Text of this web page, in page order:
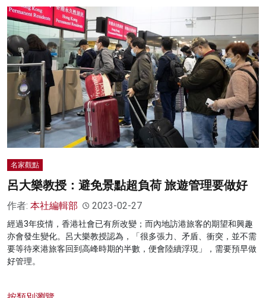
名家觀點
呂大樂教授：避免景點超負荷 旅遊管理要做好
作者: 本社編輯部 2023-02-27
經過3年疫情，香港社會已有所改變；而內地訪港旅客的期望和興趣
亦會發生變化。呂大樂教授認為，「很多張力、矛盾、衝突，並不需
要等待來港旅客回到高峰時期的半數，便會陸續浮現」，需要預早做
好管理。